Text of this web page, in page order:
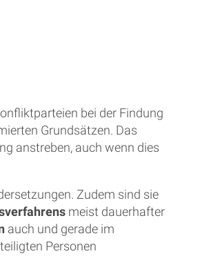
bei der Findung
Grundsätzen. Das
anstreben, auch wenn dies
Zudem sind sie
meist dauerhafter
auch und gerade im
Personen